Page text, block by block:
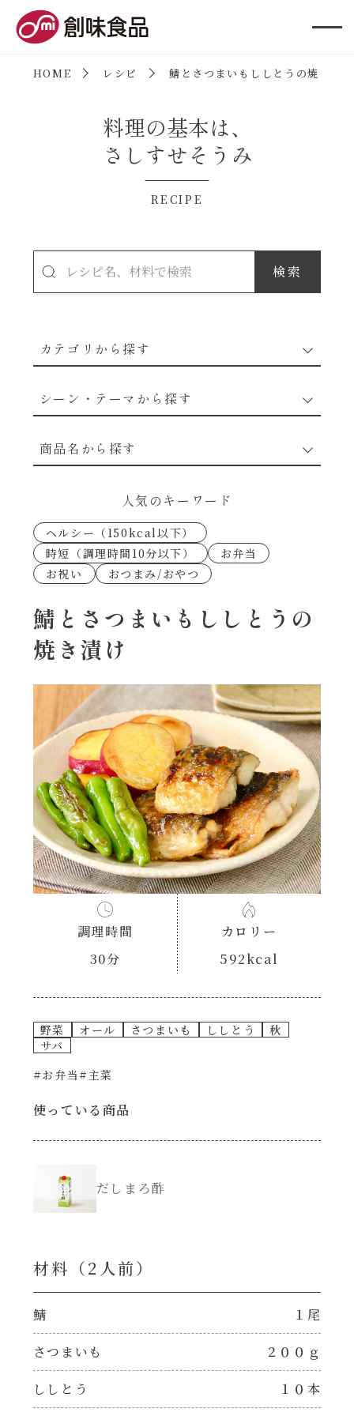
HOME レシピ 鯖とさつまいもししとうの焼き漬け
料理の基本は、
さしすせそうみ
RECIPE
カテゴリから探す
穀物類のレシピ
シーン・テーマから探す
なんでも南蛮
考えるな、二代目で炒めろ！～○○の炒め物
朝シャン（ごはん派）
朝シャン（パン派）
ヘルシー（150kcal以下）
時短（調理時間10分以下）
お弁当
お祝い
おつまみ/おやつ
サラダ
本気中華
鍋
シャンタン粉末（シャンタンチーズニングを
含む）
商品名から探す
あえるハコネーゼトマトバジル
あえるハコネーゼ高菜
あえるハコネーゼミートソース
あえるハコネーゼナポリタン
あえるハコネーゼジェノベーゼ
あえるハコネーゼペペロンチーノ
あえるハコネーゼたらこクリーム
シャンタンシリーズ
シャンタン粉末
創味のつゆ
創味のつゆあまくち
京の和風だし
白だし
そうめんつゆ
焼肉のたれ 初代
人気のキーワード
ヘルシー（150kcal以下）
時短（調理時間10分以下）
お弁当
お祝い
おつまみ/おやつ
鯖とさつまいもししとうの
焼き漬け
調理時間
30分
カロリー
592kcal
野菜 オール さつまいも ししとう
秋
サバ
#お弁当 #主菜
使っている商品
だしまろ酢
材料（2⼈前）
鯖 １尾
さつまいも ２００ｇ
ししとう １０本